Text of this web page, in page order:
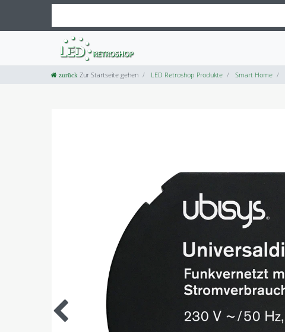
Zur Startseite gehen LED Retroshop Produkte Smart Home